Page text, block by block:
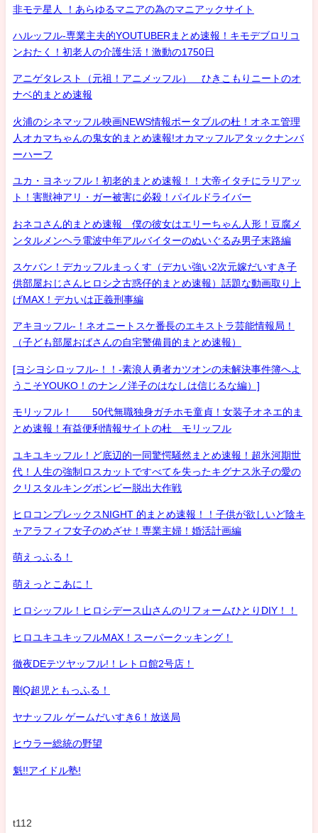
非モテ星人 ！あらゆるマニアの為のマニアックサイト
ハルッフル-専業主夫的YOUTUBERまとめ速報！キモデブロリコ
ンおたく！初老人の介護生活！激動の1750日
アニゲタレスト（元祖！アニメッフル） ひきこもりニートのオ
ナベ的まとめ速報
火浦のシネマッフル映画NEWS情報ポータブルの杜！オネエ管理
人オカマちゃんの鬼女的まとめ速報!オカマッフルアタックナンバ
ーハーフ
ユカ・ヨネッフル！初老的まとめ速報！！大帝イタチにラリアッ
ト！害獣神アリ・ガー被害に必殺！パイルドライバー
おネコさん的まとめ速報 僕の彼女はエリーちゃん人形！豆腐メ
ンタルメンヘラ電波中年アルバイターのぬいぐるみ男子末路編
スケバン！デカッフルまっくす（デカい強い2次元嫁だいすき子
供部屋おじさんヒロシ之古惑仔的まとめ速報）話題な動画取り上
げMAX！デカいは正義刑事編
アキヨッフル-！ネオニートスケ番長のエキストラ芸能情報局！
（子ども部屋おばさんの自宅警備員的まとめ速報）
[ヨシヨシロッフル-！！-素浪人勇者カツオンの未解決事件簿へよ
うこそYOUKO！のナンノ洋子のはなしは信じるな編）]
モリッフル！ 50代無職独身ガチホモ童貞！女装子オネエ的ま
とめ速報！有益便利情報サイトの杜 モリッフル
ユキユキッフル！ど底辺的一同驚愕騒然まとめ速報！超氷河期世
代！人生の強制ロスカットですべてを失ったキグナス氷子の愛の
クリスタルキングボンビー脱出大作戦
ヒロコンプレックスNIGHT 的まとめ速報！！子供が欲しいど陰キ
ャアラフィフ女子のめざせ！専業主婦！婚活計画編
萌えっふる！
萌えっとこあに！
ヒロシッフル！ヒロシデース山さんのリフォームひとりDIY！！
ヒロユキユキッフルMAX！スーパークッキング！
徹夜DEテツヤッフル!！レトロ館2号店！
剛Q超児ともっふる！
ヤナッフル ゲームだいすき6！放送局
ヒウラー総統の野望
魁!!アイドル塾!
t112